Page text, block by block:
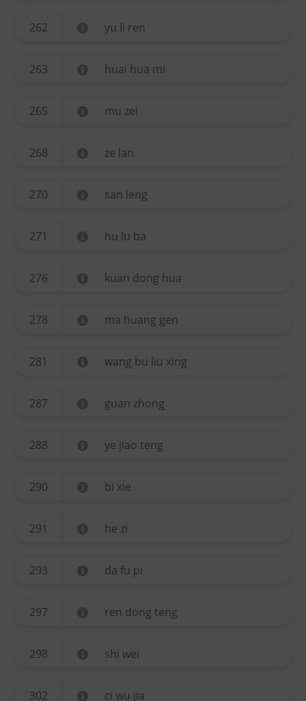
262 yu li ren
263 huai hua mi
265 mu zei
268 ze lan
270 san leng
271 hu lu ba
276 kuan dong hua
278 ma huang gen
281 wang bu liu xing
287 guan zhong
288 ye jiao teng
290 bi xie
291 he zi
293 da fu pi
297 ren dong teng
298 shi wei
302 ci wu jia